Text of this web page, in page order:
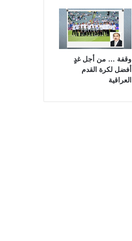
وقفة … من أجل غدٍ
أفضل لكرة القدم
العراقية